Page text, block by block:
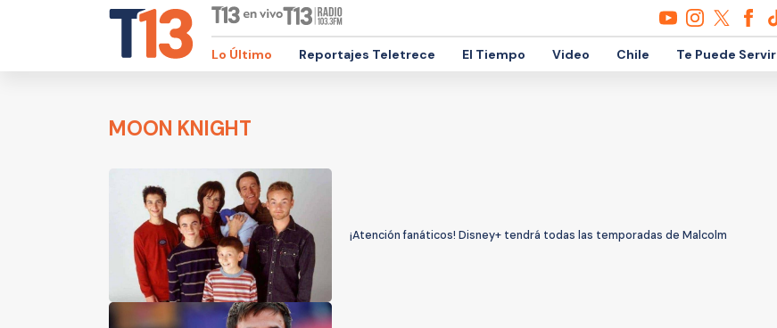
Lo Último Reportajes Teletrece El Tiempo Video Chile Te Puede Servir
MOON KNIGHT
¡Atención fanáticos! Disney+ tendrá todas las temporadas de Malcolm